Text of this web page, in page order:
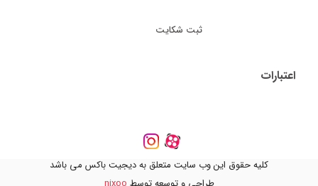
ثبت شکایت
اعتبارات
کلیه حقوق این وب سایت متعلق به دیجیت باکس می باشد